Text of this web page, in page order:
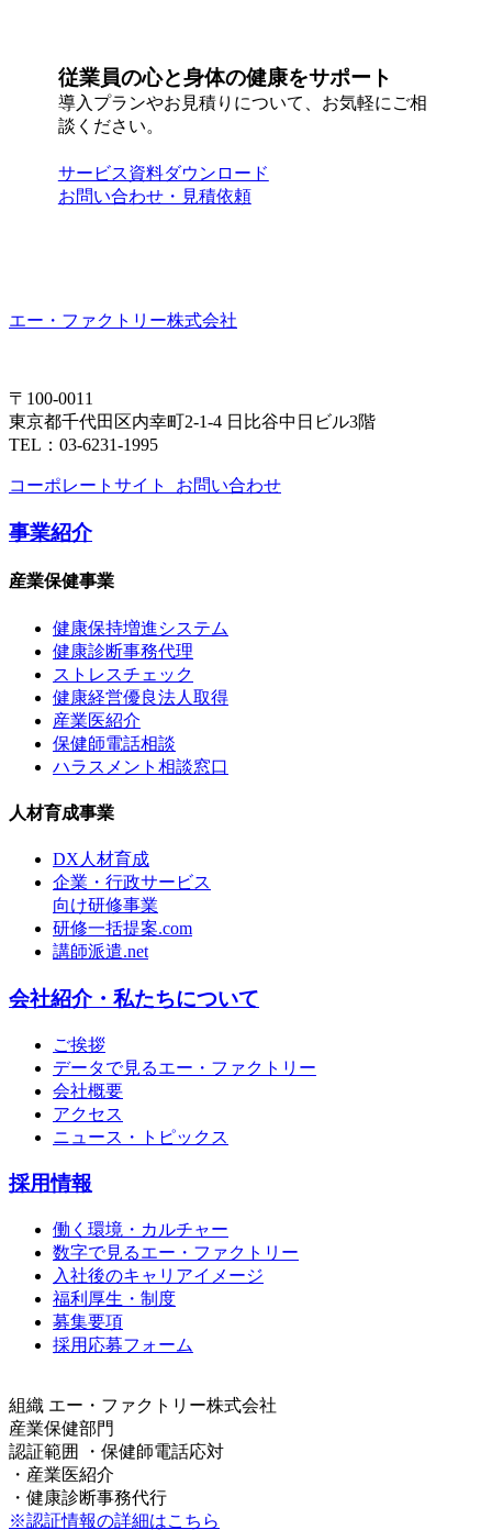
従業員の心と身体の健康をサポート
導入プランやお見積りについて、お気軽にご相
談ください。
サービス資料ダウンロード
お問い合わせ・見積依頼
エー・ファクトリー株式会社
〒100-0011
東京都千代田区内幸町2-1-4 日比谷中日ビル3階
TEL：03-6231-1995
コーポレートサイト お問い合わせ
事業紹介
産業保健事業
健康保持増進システム
健康診断事務代理
ストレスチェック
健康経営優良法人取得
産業医紹介
保健師電話相談
ハラスメント相談窓口
人材育成事業
DX人材育成
企業・行政サービス
向け研修事業
研修一括提案.com
講師派遣.net
会社紹介・私たちについて
ご挨拶
データで見るエー・ファクトリー
会社概要
アクセス
ニュース・トピックス
採用情報
働く環境・カルチャー
数字で見るエー・ファクトリー
入社後のキャリアイメージ
福利厚生・制度
募集要項
採用応募フォーム
組織 エー・ファクトリー株式会社
産業保健部門
認証範囲
・保健師電話応対
・産業医紹介
・健康診断事務代行
※認証情報の詳細はこちら